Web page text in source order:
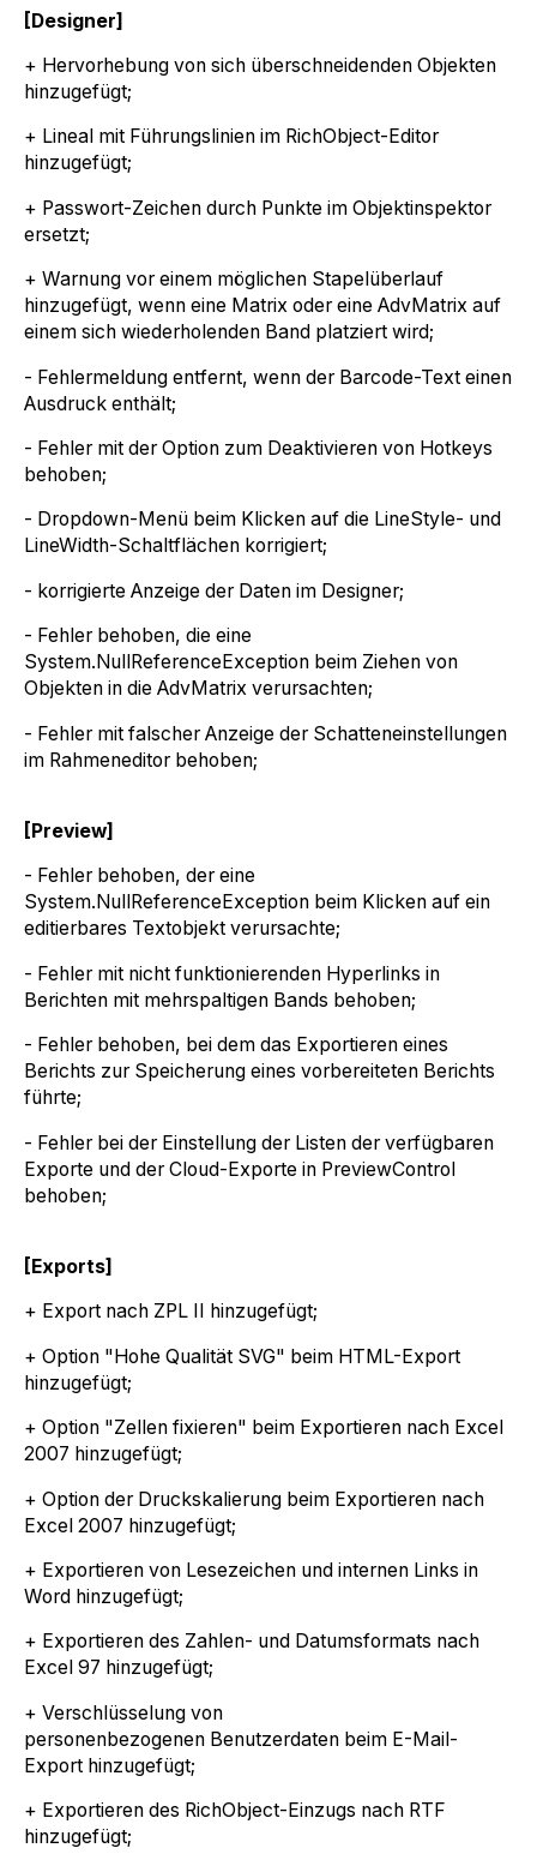
[Designer]
+ Hervorhebung von sich überschneidenden Objekten
hinzugefügt;
+ Lineal mit Führungslinien im RichObject-Editor
hinzugefügt;
+ Passwort-Zeichen durch Punkte im Objektinspektor
ersetzt;
+ Warnung vor einem möglichen Stapelüberlauf
hinzugefügt, wenn eine Matrix oder eine AdvMatrix auf
einem sich wiederholenden Band platziert wird;
- Fehlermeldung entfernt, wenn der Barcode-Text einen
Ausdruck enthält;
- Fehler mit der Option zum Deaktivieren von Hotkeys
behoben;
- Dropdown-Menü beim Klicken auf die LineStyle- und
LineWidth-Schaltflächen korrigiert;
- korrigierte Anzeige der Daten im Designer;
- Fehler behoben, die eine
System.NullReferenceException beim Ziehen von
Objekten in die AdvMatrix verursachten;
- Fehler mit falscher Anzeige der Schatteneinstellungen
im Rahmeneditor behoben;
[Preview]
- Fehler behoben, der eine
System.NullReferenceException beim Klicken auf ein
editierbares Textobjekt verursachte;
- Fehler mit nicht funktionierenden Hyperlinks in
Berichten mit mehrspaltigen Bands behoben;
- Fehler behoben, bei dem das Exportieren eines
Berichts zur Speicherung eines vorbereiteten Berichts
führte;
- Fehler bei der Einstellung der Listen der verfügbaren
Exporte und der Cloud-Exporte in PreviewControl
behoben;
[Exports]
+ Export nach ZPL II hinzugefügt;
+ Option "Hohe Qualität SVG" beim HTML-Export
hinzugefügt;
+ Option "Zellen fixieren" beim Exportieren nach Excel
2007 hinzugefügt;
+ Option der Druckskalierung beim Exportieren nach
Excel 2007 hinzugefügt;
+ Exportieren von Lesezeichen und internen Links in
Word hinzugefügt;
+ Exportieren des Zahlen- und Datumsformats nach
Excel 97 hinzugefügt;
+ Verschlüsselung von
personenbezogenen Benutzerdaten beim E-Mail-
Export hinzugefügt;
+ Exportieren des RichObject-Einzugs nach RTF
hinzugefügt;